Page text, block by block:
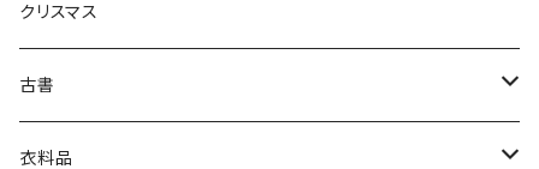
芸術・絵画・写真
絵本・児童書
娯楽・エンターテインメント
クリスマス
古書
古書セット
衣料品